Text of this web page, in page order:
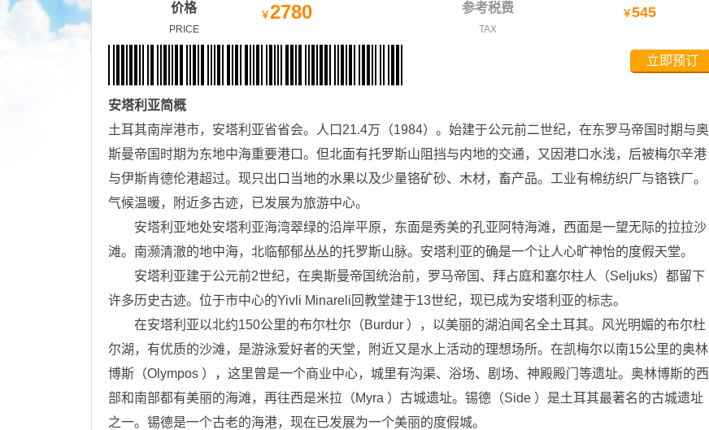
价格
PRICE
￥2780 参考税费
TAX
￥545
立即预订
安塔利亚简概
土耳其南岸港市，安塔利亚省省会。人口21.4万（1984）。始建于公元前二世纪，在东罗马帝国时期与奥
斯曼帝国时期为东地中海重要港口。但北面有托罗斯山阻挡与内地的交通，又因港口水浅，后被梅尔辛港
与伊斯肯德伦港超过。现只出口当地的水果以及少量铬矿砂、木材，畜产品。工业有棉纺织厂与铬铁厂。
气候温暖，附近多古迹，已发展为旅游中心。
安塔利亚地处安塔利亚海湾翠绿的沿岸平原，东面是秀美的孔亚阿特海滩，西面是一望无际的拉拉沙
滩。南濒清澈的地中海，北临郁郁丛丛的托罗斯山脉。安塔利亚的确是一个让人心旷神怡的度假天堂。
安塔利亚建于公元前2世纪，在奥斯曼帝国统治前，罗马帝国、拜占庭和塞尔柱人（Seljuks）都留下
许多历史古迹。位于市中心的Yivli Minareli回教堂建于13世纪，现已成为安塔利亚的标志。
在安塔利亚以北约150公里的布尔杜尔（Burdur ），以美丽的湖泊闻名全土耳其。风光明媚的布尔杜
尔湖，有优质的沙滩，是游泳爱好者的天堂，附近又是水上活动的理想场所。在凯梅尔以南15公里的奥林
博斯（Olympos ），这里曾是一个商业中心，城里有沟渠、浴场、剧场、神殿殿门等遗址。奥林博斯的西
部和南部都有美丽的海滩，再往西是米拉（Myra ）古城遗址。锡德（Side ）是土耳其最著名的古城遗址
之一。锡德是一个古老的海港，现在已发展为一个美丽的度假城。